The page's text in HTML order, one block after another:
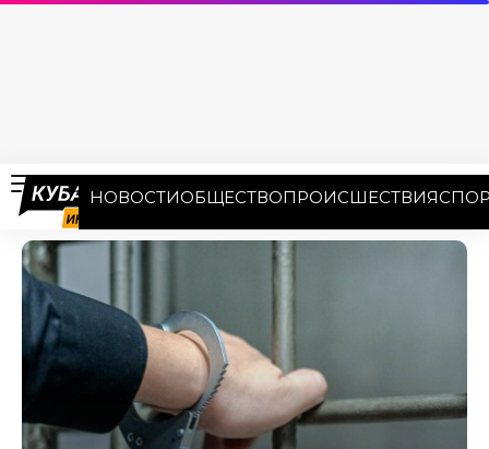
НОВОСТИОБЩЕСТВОПРОИСШЕСТВИЯ